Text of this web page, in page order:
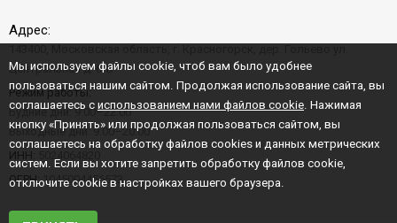
Адрес:
Центральная д. 6"Б"
Режим работы:
Будние дни: 9:00–22:00
Выходные дни: 9:00–20:00
ИНН:
ОГРН:1045004456573
Мы используем файлы cookie, чтоб вам было удобнее
пользоваться нашим сайтом. Продолжая использование сайта, вы
соглашаетесь с использованием нами файлов cookie . Нажимая
кнопку «Принять» или продолжая пользоваться сайтом, вы
соглашаетесь на обработку файлов cookies и данных метрических
систем. Если вы хотите запретить обработку файлов cookie,
отключите cookie в настройках вашего браузера.